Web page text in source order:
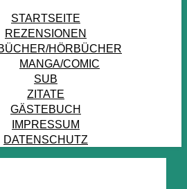
STARTSEITE
REZENSIONEN
HÖRBÜCHER
MANGA/COMIC
SUB
ZITATE
GÄSTEBUCH
IMPRESSUM
DATENSCHUTZ